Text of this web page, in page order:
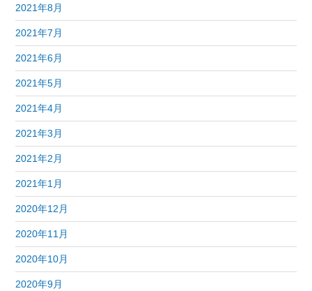
2021年8月
2021年7月
2021年6月
2021年5月
2021年4月
2021年3月
2021年2月
2021年1月
2020年12月
2020年11月
2020年10月
2020年9月